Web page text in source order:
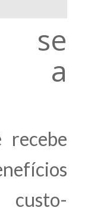
se
a
recebe
custo-